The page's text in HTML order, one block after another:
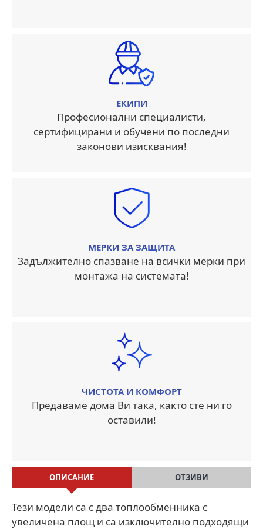
ЕКИПИ
Професионални специалисти,
сертифицирани и обучени по последни
законови изисквания!
МЕРКИ ЗА ЗАЩИТА
Задължително спазване на всички мерки при
монтажа на системата!
ЧИСТОТА И КОМФОРТ
Предаваме дома Ви така, както сте ни го
оставили!
ОПИСАНИЕ ОТЗИВИ
Тези модели са с два топлообменника с
увеличена площ и са изключително подходящи